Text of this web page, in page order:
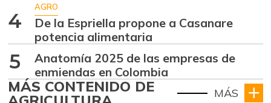
4
AGRO
De la Espriella propone a Casanare
potencia alimentaria
5
Anatomía 2025 de las empresas de
enmiendas en Colombia
MÁS CONTENIDO DE MÁS